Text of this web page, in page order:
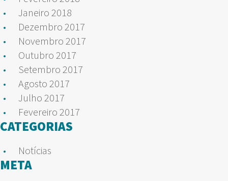
Janeiro 2018
Dezembro 2017
Novembro 2017
Outubro 2017
Setembro 2017
Agosto 2017
Julho 2017
Fevereiro 2017
CATEGORIAS
Notícias
META